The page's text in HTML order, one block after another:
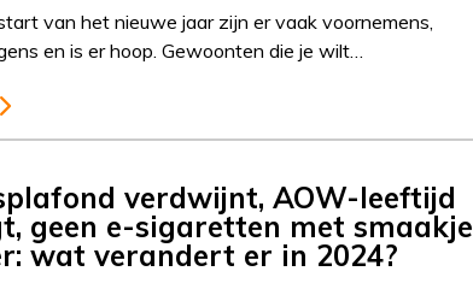
van het nieuwe jaar zijn er vaak voornemens,
en is er hoop. Gewoonten die je wilt…
verdwijnt, AOW-leeftijd
geen e-sigaretten met smaakje
wat verandert er in 2024?